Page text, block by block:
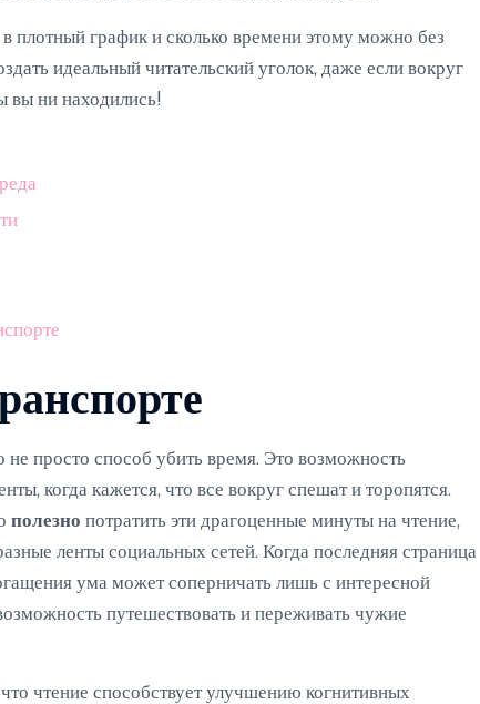
плотный график и сколько времени этому можно без
идеальный читательский уголок, даже если вокруг
вы ни находились!
просто способ убить время. Это возможность
когда кажется, что все вокруг спешат и торопятся.
полезно потратить эти драгоценные минуты на чтение,
ленты социальных сетей. Когда последняя страница
ума может соперничать лишь с интересной
путешествовать и переживать чужие
чтение способствует улучшению когнитивных